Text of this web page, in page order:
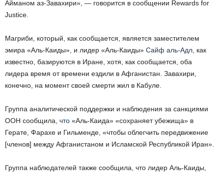
Айманом аз-Завахири», — говорится в сообщении Rewards for
Justice.
Магриби, который, как сообщается, является заместителем
эмира «Аль-Каиды», и лидер «Аль-Каиды» Сайф аль-Адл, как
известно, базируются в Иране, хотя, как сообщается, оба
лидера время от времени ездили в Афганистан. Завахири,
конечно, на момент своей смерти жил в Кабуле.
Группа аналитической поддержки и наблюдения за санкциями
ООН сообщила, что «Аль-Каида» «сохраняет убежища» в
Герате, Фарахе и Гильменде, «чтобы облегчить передвижение
[членов] между Афганистаном и Исламской Республикой Иран».
Группа наблюдателей также сообщила, что лидер Аль-Каиды,